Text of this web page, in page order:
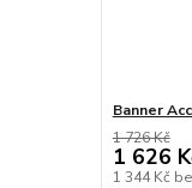
Banner
1 726 Kč
1 626
1 344 Kč